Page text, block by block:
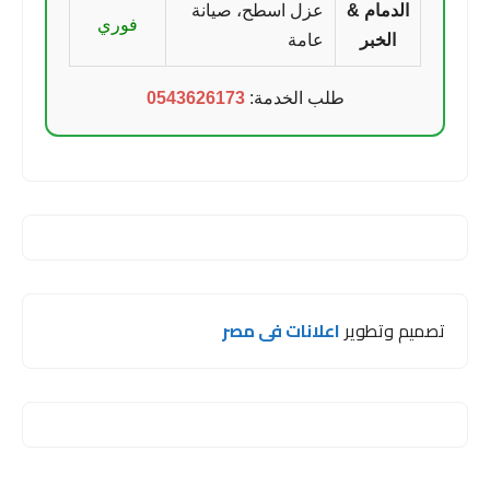
الدمام &
الخبر
عزل اسطح، صيانة
عامة
فوري
طلب الخدمة:0543626173
تصميم وتطويراعلانات فى مصر